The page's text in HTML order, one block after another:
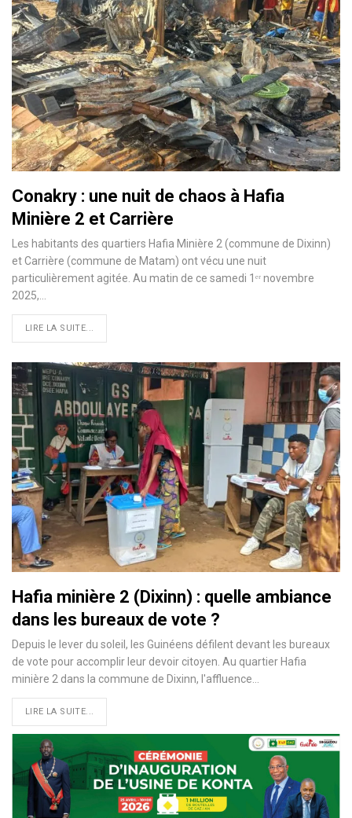
Conakry : une nuit de chaos à Hafia
Minière 2 et Carrière
Les habitants des quartiers Hafia Minière 2 (commune de Dixinn)
et Carrière (commune de Matam) ont vécu une nuit
particulièrement agitée. Au matin de ce samedi 1ᵉʳ novembre
2025,…
LIRE LA SUITE...
Hafia minière 2 (Dixinn) : quelle ambiance
dans les bureaux de vote ?
Depuis le lever du soleil, les Guinéens défilent devant les bureaux
de vote pour accomplir leur devoir citoyen. Au quartier Hafia
minière 2 dans la commune de Dixinn, l'affluence…
LIRE LA SUITE...